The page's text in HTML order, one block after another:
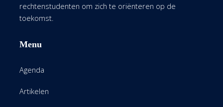
rechtenstudenten om zich te oriënteren op de
toekomst.
Menu
Agenda
Artikelen